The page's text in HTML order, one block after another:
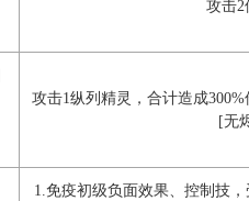
攻击2
攻击1纵列精灵，合计造成
[无
1.免疫初级负面效果、控制技